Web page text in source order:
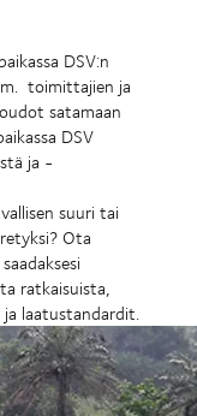
DSV:n
toimittajien ja
satamaan
DSV
ja -
suuri tai
Ota
ratkaisuista,
laatustandardit.